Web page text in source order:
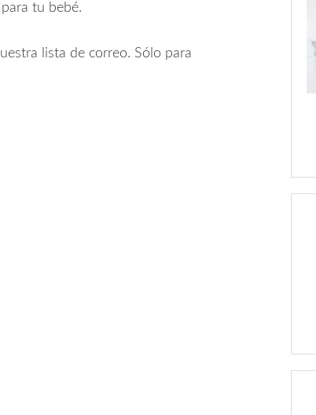
tu bebé.
lista de correo. Sólo para